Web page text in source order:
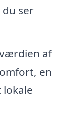
ser
af
en